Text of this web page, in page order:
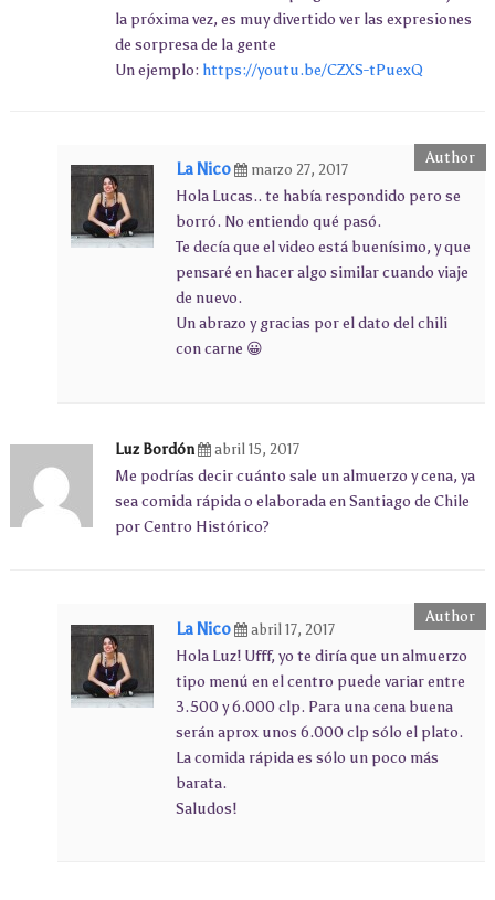
la próxima vez, es muy divertido ver las expresiones
de sorpresa de la gente
Un ejemplo: https://youtu.be/CZXS-tPuexQ
La Nico marzo 27, 2017
Hola Lucas.. te había respondido pero se
borró. No entiendo qué pasó.
Te decía que el video está buenísimo, y que
pensaré en hacer algo similar cuando viaje
de nuevo.
Un abrazo y gracias por el dato del chili
con carne 😀
Luz Bordón abril 15, 2017
Me podrías decir cuánto sale un almuerzo y cena, ya
sea comida rápida o elaborada en Santiago de Chile
por Centro Histórico?
La Nico abril 17, 2017
Hola Luz! Ufff, yo te diría que un almuerzo
tipo menú en el centro puede variar entre
3.500 y 6.000 clp. Para una cena buena
serán aprox unos 6.000 clp sólo el plato.
La comida rápida es sólo un poco más
barata.
Saludos!